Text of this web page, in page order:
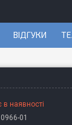
ВІДГУКИ
в наявності
01